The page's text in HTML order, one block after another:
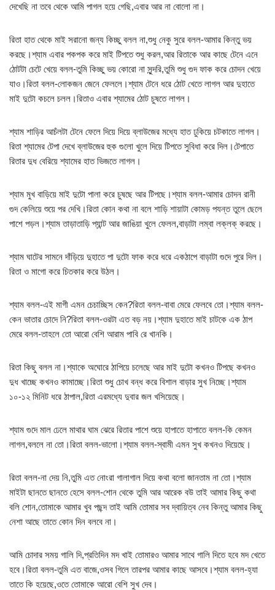
দেখেছি না তবে থেকে আমি পাগল হয়ে গেছি,এবার আর না বোলো না।
রিতা হাত থেকে মাই সরানো জন্য কিচ্ছু বলল না,শুধু নেকু সুরে বলল-আমার কিন্তু ভয়
করছে।শ্যাম এবার পকপক করে মাই টিপতে শুধু করল,আর রিতাকে আর কাছে টেনে এনে
ঠোটটা চেটে খেয়ে বলল-তুমি কিচ্ছু ভয় কোরো না সুন্দরি,তুমি শুধু গুদ ফাক করে চোদন খেয়ে
যাও।রিতা বলল-লোকজন জেনে ফেললে।শ্যাম টেনে ধরে ঠোট খেতে লাগল আর দুহাতে
মাই দুটো কচলে চলল।রিতাও এবার শ্যামের ঠোট চুষতে লাগল।
শ্যাম শাড়ির আচঁলটা টেনে ফেলে দিয়ে দিয়ে ব্লাউজের মধ্যে হাত ঢুকিয়ে চটকাতে লাগল।
রিতা শ্যামের টেপা দেখে ব্লাউজের হুক গুলো খুলে দিয়ে টিপতে সুবিধা করে দিল।টেপাতে
রিতার দুধ বেরিয়ে শ্যামের হাত ভিজতে লাগল।
শ্যাম মুখ বাড়িয়ে মাই দুটো পালা করে চুষছে আর টিপছে।শ্যাম বলল-আমার চোদন রানী
গুদ কেলিয়ে শুয়ে পর দেখি।রিতা কোন কথা না বলে শাড়ি শায়াটা কোমড় পযন্ত তুলে ছেলে
পাশে পড়ল।শ্যাম তাড়াতাড়ি প্যান্ট আর জাঙিয়া খুলে ফেলল,বাড়াটা লম্বা লক্‌লক্‌ করছে।
শ্যাম ঘাটের সামনে দাঁড়িয়ে দুহাতে পা দুটো ফাক করে ধরে একঠাপে বাড়াটা গুদে পুরে দিল।
রিতা ও মাগো করে চিতকার করে উঠল।
শ্যাম বলল-এই মাগী এমন চেচাচ্ছিস কেন?রিতা বলল-বাবা মেরে ফেলবে তো।শ্যাম বলল-
কেন ভাতার চোদে নি?রিতা বলল-ওরটা এত বড় নয়।শ্যাম দুহাতে মাই চাটকে এক ঠাপ
মেরে বলল-তাহলে তো আরো বেশি আরাম পাবি রে খানকি।
রিতা কিছু বলল না।শ্যাকে অঘোরে ঠাপিয়ে চলেছে আর মাই দুটো কখনও টিপছে কখনও
দুধ খাচ্ছে কখনও কামাচ্ছে।রিতা শুধু চোখ বন্ধ করে বিশাল বাড়ার সুখ নিচ্ছে।শ্যাম
১০-১২ মিনিট ধরে ঠাপাল,রিতা এরমধ্যে দুবার জল খসিয়েছে।
শ্যাম গুদে মাল ঢেলে মাথার ঘাম ঝেরে রিতার পাশে শুয়ে হাপাতে হাপাতে বলল-কি কেমন
লাগল,বললে না তো।রিতা বলল-ভালো।শ্যাম বলল-স্বামী এমন সুখ কখনও দিয়েছে।
রিতা বলল-না দেয় নি,তুমি এত নোংরা গালাগাল দিয়ে কথা বলো জানতাম না তো।শ্যাম
মাইটা ছানতে ছানতে হেসে বলল-শোন থেকে তুমি আর আরেক বউ তাই আমার কিছু কথা
বলি শোন,তোমাকে আমার খুব পছন্দ তাই আমি তোমার সব দ্বায়িত্ব নেব কিন্তু আমার কিছু
নেশা আছে তাতে কোন দিন বলবে না।
আমি চোদার সময় গালি দি,প্রতিদিন মদ খাই তোমারও আমার সাথে গালি দিতে হবে মদ খেতে
হবে।রিতা বলল-তুমি এত বাজে,ওসব গিলে তারপর আমার কাছে আসবে।শ্যাম বলল-হ্যা
তাতে কি হয়েছে,ওতে তোমাকে আরো বেশি সুখ দেব।